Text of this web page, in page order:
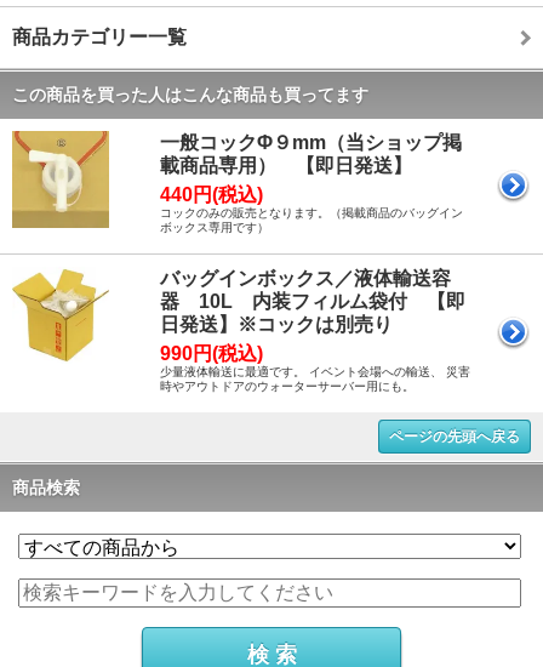
商品カテゴリー一覧
この商品を買った人はこんな商品も買ってます
一般コックΦ９mm（当ショップ掲
載商品専用） 【即日発送】
440円(税込)
コックのみの販売となります。（掲載商品のバッグイン
ボックス専用です）
バッグインボックス／液体輸送容
器 10L 内装フィルム袋付 【即
日発送】※コックは別売り
990円(税込)
少量液体輸送に最適です。 イベント会場への輸送、 災害
時やアウトドアのウォーターサーバー用にも。
ページの先頭へ戻る
商品検索